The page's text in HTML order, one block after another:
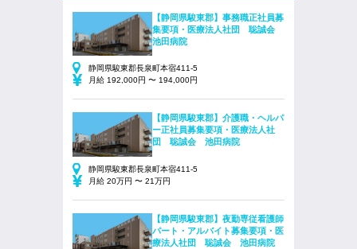
【静岡県駿東郡】事務職正社員募
集要項・医療法人社団 聡誠会
池田病院
静岡県駿東郡長泉町本宿411-5
月給 192,000円 〜 194,000円
【静岡県駿東郡】介護職・ヘルパ
ー正社員募集要項・医療法人社
団 聡誠会 池田病院
静岡県駿東郡長泉町本宿411-5
月給 20万円 〜 21万円
【静岡県駿東郡】夜勤専従看護師
パート・アルバイト募集要項・医
療法人社団 聡誠会 池田病院